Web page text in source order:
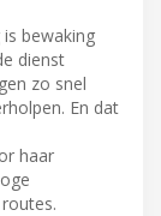
bewaking
dienst
zo snel
En dat
haar